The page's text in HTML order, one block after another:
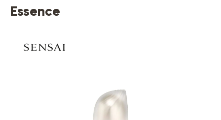
Essence